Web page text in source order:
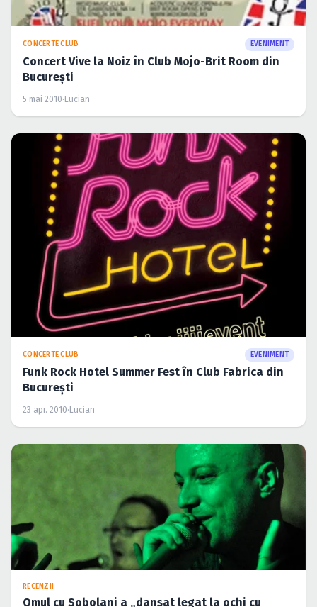
CONCERTE CLUB EVENIMENT
Concert Vive la Noiz în Club Mojo-Brit Room din
Bucureşti
5 mai 2010·Lucian
CONCERTE CLUB EVENIMENT
Funk Rock Hotel Summer Fest în Club Fabrica din
Bucureşti
23 apr. 2010· Lucian
RECENZII
Omul cu Sobolani a „dansat legat la ochi cu